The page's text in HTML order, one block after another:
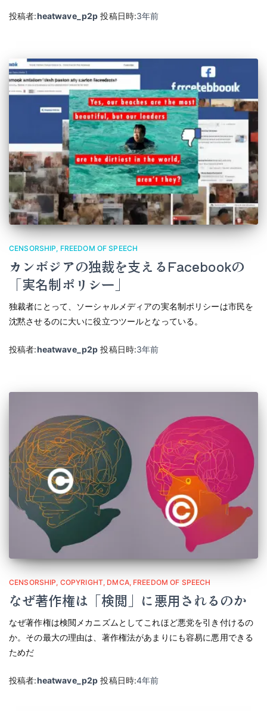
投稿者:heatwave_p2p 投稿日時:3年前
CENSORSHIP FREEDOM OF SPEECH
カンボジアの独裁を支えるFacebookの
「実名制ポリシー」
独裁者にとって、ソーシャルメディアの実名制ポリシーは市民を
沈黙させるのに大いに役立つツールとなっている。
投稿者:heatwave_p2p 投稿日時:3年前
CENSORSHIP COPYRIGHT DMCA FREEDOM OF SPEECH
なぜ著作権は「検閲」に悪用されるのか
なぜ著作権は検閲メカニズムとしてこれほど悪党を引き付けるの
か。その最大の理由は、著作権法があまりにも容易に悪用できる
ためだ
投稿者:heatwave_p2p 投稿日時:4年前